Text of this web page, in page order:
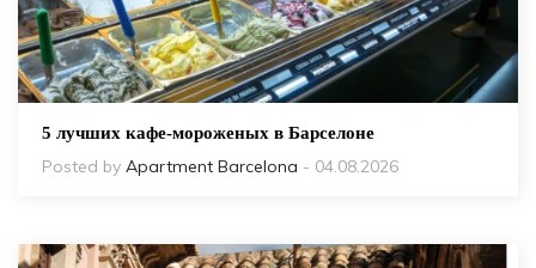
5 лучших кафе-мороженых в Барселоне
Posted by Apartment Barcelona - 04.08.2026